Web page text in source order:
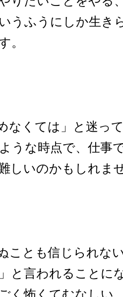
うふうにしか生き
。
なくては」と迷っ
うな時点で、仕事
しいのかもしれま
ことも信じられな
と言われることに
く怖くてむなしい